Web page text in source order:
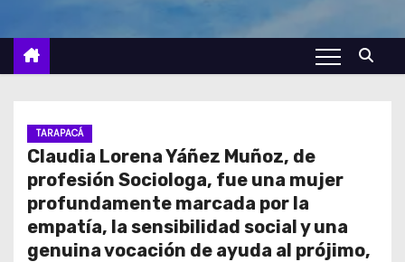
TARAPACÁ
Claudia Lorena Yáñez Muñoz, de
profesión Sociologa, fue una mujer
profundamente marcada por la
empatía, la sensibilidad social y una
genuina vocación de ayuda al prójimo,